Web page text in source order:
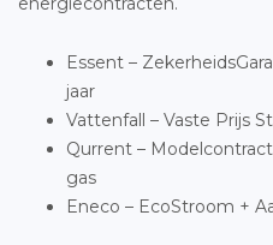
Essent –
jaar
Vattenfall – Vaste Prijs
Qurrent –
gas
Eneco – EcoStroom +